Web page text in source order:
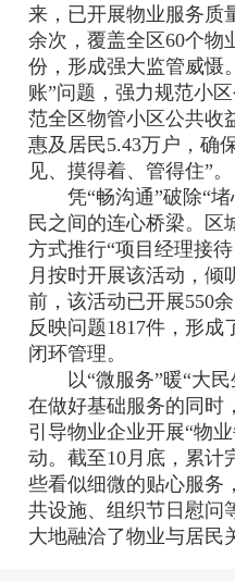
来，已开展物业服务质
余次，覆盖全区60个物
份，形成强大监管威慑
账”问题，强力规范小
范全区物管小区公共收
惠及居民5.43万户，确
见、摸得着、管得住”。
凭“畅沟通”破除“堵
民之间的连心桥梁。区
方式推行“项目经理接
月按时开展该活动，倾
前，该活动已开展550
反映问题1817件，形成
闭环管理。
以“微服务”暖“大民
在做好基础服务的同时
引导物业企业开展“物
动。截至10月底，累计
些看似细微的贴心服务
共设施、组织节日慰问
大地融洽了物业与居民